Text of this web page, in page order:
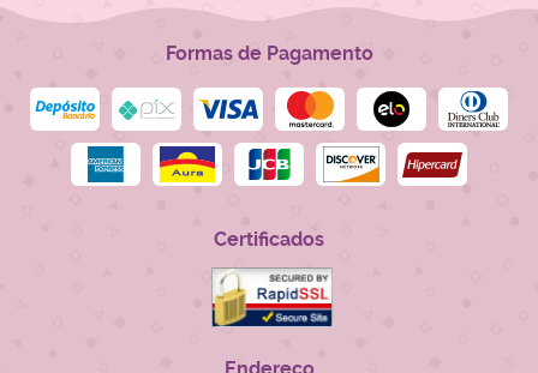
Formas de Pagamento
Certificados